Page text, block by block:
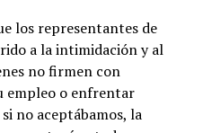
los representantes de
a la intimidación y al
no firmen con
empleo o enfrentar
no aceptábamos, la